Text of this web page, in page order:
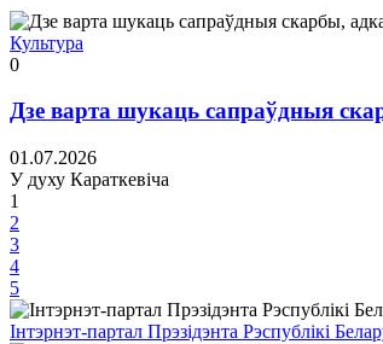
Культура
0
Дзе варта шукаць сапраўдныя
01.07.2026
У духу Караткевіча
1
2
3
4
5
Інтэрнэт-партал Прэзідэнта Рэспублікі